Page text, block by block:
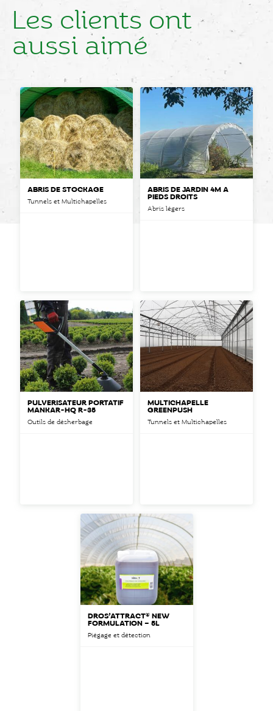
Les clients ont
aussi aimé
ABRIS DE STOCKAGE
Tunnels et Multichapelles
ABRIS DE JARDIN 4M À
PIEDS DROITS
Abris légers
PULVÉRISATEUR PORTATIF
MANKAR-HQ R-35
Outils de désherbage
MULTICHAPELLE
GREENPUSH
Tunnels et Multichapelles
DROS’ATTRACT® NEW
FORMULATION – 5L
Piégage et détection